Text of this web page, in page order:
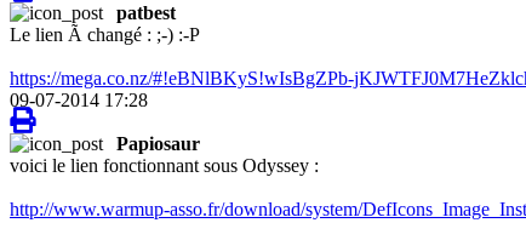
patbest
Le lien Ã changé : ;-) :-P
https://mega.co.nz/#!eBNlBKyS!wIsBgZPb-
09-07-2014 17:28
Papiosaur
voici le lien fonctionnant sous Odyssey :
http://www.warmup-asso.fr/download/system/